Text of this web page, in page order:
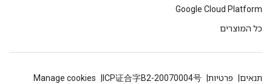
Google Cloud Platform
כל המוצרים
תנאים פרטיות ICP证合字B2-20070004号
Manage cookies